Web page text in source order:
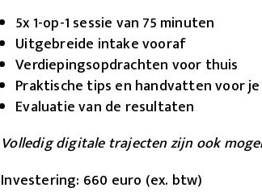
5x 1-op-1 sessie van 75 minuten
Uitgebreide intake vooraf
Verdiepingsopdrachten voor thuis
Praktische tips en handvatten voor
Evaluatie van de resultaten
Volledig digitale trajecten zijn ook
Investering: 660 euro (ex. btw)